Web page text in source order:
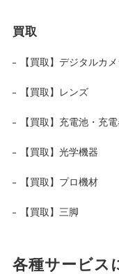
買取
【買取】デジタルカメ
【買取】レンズ
【買取】充電池・充
【買取】光学機器
【買取】プロ機材
【買取】三脚
各種サービス